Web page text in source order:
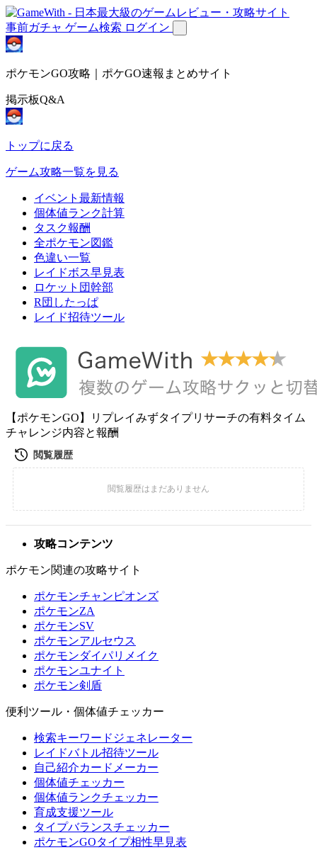
事前ガチャ ゲーム検索 ログイン
ポケモンGO攻略｜ポケGO速報まとめサイト
掲示板Q&A
トップに戻る
ゲーム攻略一覧を見る
イベント最新情報
個体値ランク計算
タスク報酬
全ポケモン図鑑
色違い一覧
レイドボス早見表
ロケット団幹部
R団したっぱ
レイド招待ツール
【ポケモンGO】リプレイみずタイプリサーチの有料タイム
チャレンジ内容と報酬
攻略コンテンツ
ポケモン関連の攻略サイト
ポケモンチャンピオンズ
ポケモンZA
ポケモンSV
ポケモンアルセウス
ポケモンダイパリメイク
ポケモンユナイト
ポケモン剣盾
便利ツール・個体値チェッカー
検索キーワードジェネレーター
レイドバトル招待ツール
自己紹介カードメーカー
個体値チェッカー
個体値ランクチェッカー
育成支援ツール
タイプバランスチェッカー
ポケモンGOタイプ相性早見表